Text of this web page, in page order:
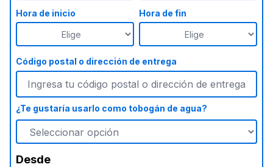
Hora de inicio Hora de fin
Código postal o dirección de entrega
¿Te gustaría usarlo como tobogán de agua?
Desde